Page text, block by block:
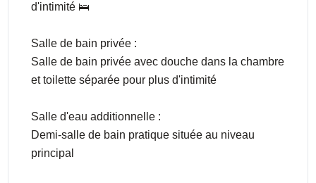
d'intimité 🛌
Salle de bain privée :
Salle de bain privée avec douche dans la chambre
et toilette séparée pour plus d'intimité
Salle d'eau additionnelle :
Demi-salle de bain pratique située au niveau
principal